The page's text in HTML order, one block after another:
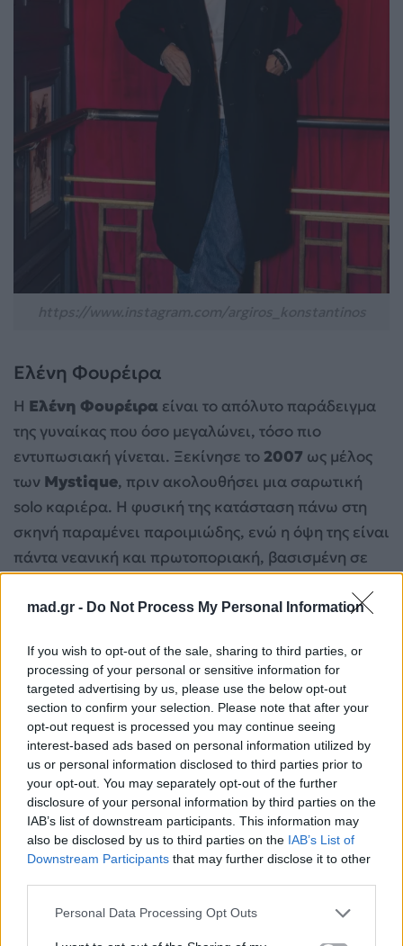
mad.gr - Do Not Process My Personal Information
If you wish to opt-out of the sale, sharing to third parties, or
processing of your personal or sensitive information for
targeted advertising by us, please use the below opt-out
section to confirm your selection. Please note that after your
opt-out request is processed you may continue seeing
interest-based ads based on personal information utilized by
us or personal information disclosed to third parties prior to
your opt-out. You may separately opt-out of the further
disclosure of your personal information by third parties on the
IAB’s list of downstream participants. This information may
also be disclosed by us to third parties on the IAB’s List of
Downstream Participants that may further disclose it to other
Personal Data Processing Opt Outs
Ελένη Φουρέιρα
Η Ελένη Φουρέιρα είναι το απόλυτο παράδειγμα
της γυναίκας που όσο μεγαλώνει, τόσο πιο
εντυπωσιακή γίνεται. Ξεκίνησε το 2007 ως μέλος
των Mystique, πριν ακολουθήσει μια σαρωτική
solo καριέρα. Η φυσική της κατάσταση πάνω στη
σκηνή παραμένει παροιμιώδης, ενώ η όψη της είναι
πάντα νεανική και πρωτοποριακή, βασισμένη σε
ηλικία.
https://www.instagram.com/foureira/